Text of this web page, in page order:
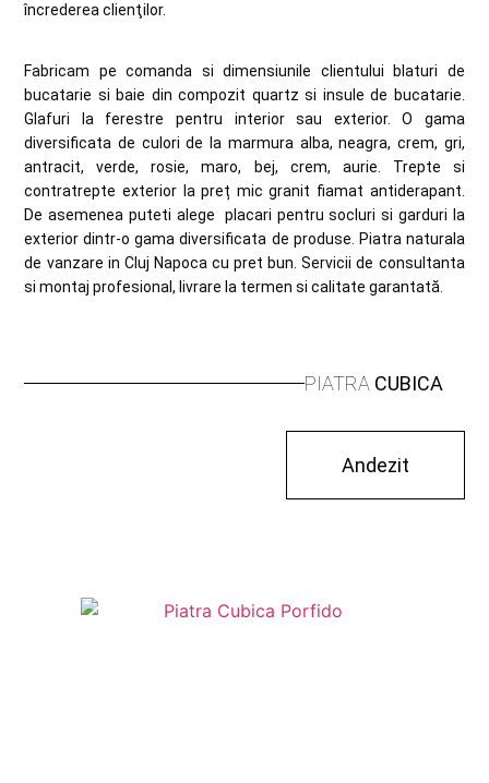
încrederea clienţilor.
Fabricam pe comanda si dimensiunile clientului blaturi de
bucatarie si baie din compozit quartz si insule de bucatarie.
Glafuri la ferestre pentru interior sau exterior. O gama
diversificata de culori de la marmura alba, neagra, crem, gri,
antracit, verde, rosie, maro, bej, crem, aurie. Trepte si
contratrepte exterior la preț mic granit fiamat antiderapant.
De asemenea puteti alege placari pentru socluri si garduri la
exterior dintr-o gama diversificata de produse. Piatra naturala
de vanzare in Cluj Napoca cu pret bun. Servicii de consultanta
si montaj profesional, livrare la termen si calitate garantată.
PIATRA CUBICA
Andezit